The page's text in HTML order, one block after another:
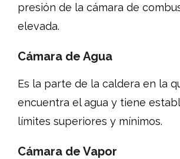
presión de la cámara de
elevada.
Cámara de Agua
Es la parte de la caldera en la
encuentra el agua y tiene
límites superiores y mínimos.
Cámara de Vapor